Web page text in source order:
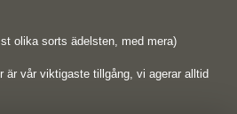
olika sorts ädelsten, med mera)
är vår viktigaste tillgång, vi agerar alltid